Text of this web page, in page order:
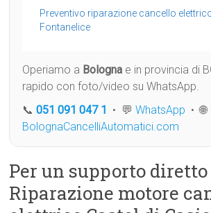
Preventivo riparazione cancello
Fontanelice
Operiamo a Bologna e in provincia di
rapido con foto/video su WhatsApp.
📞051 091 047 1 • 💬WhatsApp • 🌐
BolognaCancelliAutomatici.com
Per un supporto diretto
Riparazione motore